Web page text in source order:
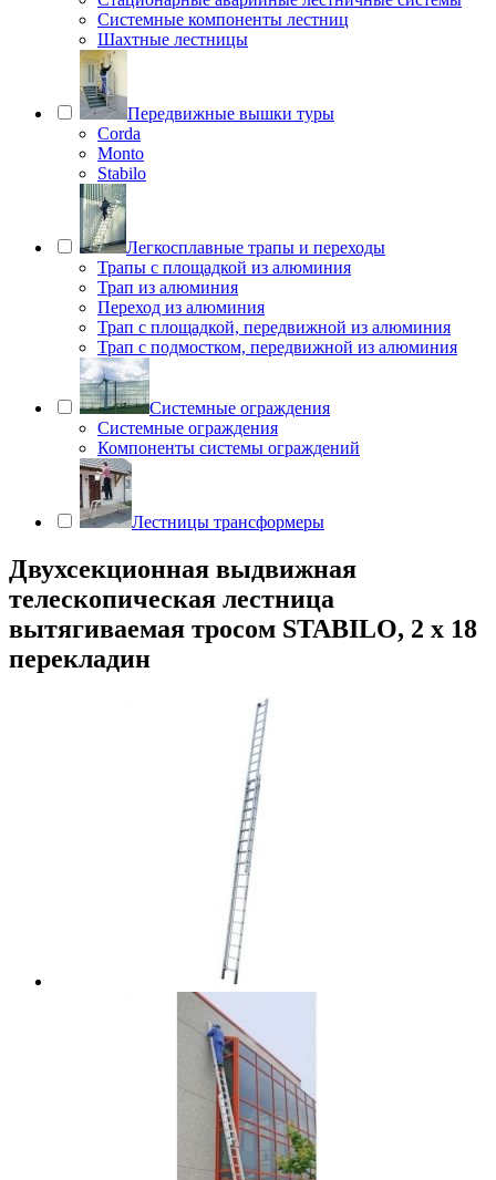
Системные компоненты лестниц
Шахтные лестницы
Передвижные вышки туры
Corda
Monto
Stabilo
Легкосплавные трапы и переходы
Трапы с площадкой из алюминия
Трап из алюминия
Переход из алюминия
Трап с площадкой, передвижной из алюминия
Трап с подмостком, передвижной из алюминия
Системные ограждения
Системные ограждения
Компоненты системы ограждений
Лестницы трансформеры
Двухсекционная выдвижная
телескопическая лестница
вытягиваемая тросом STABILO, 2 х 18
перекладин